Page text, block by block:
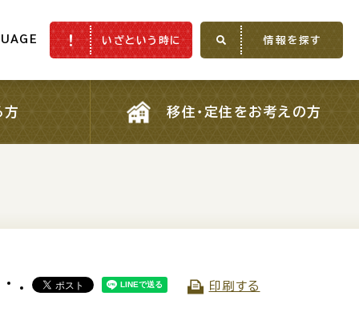
いざという時に 情報を探す
いざという時に 情報を探す
方 移住・定住をお考えの方
印刷する